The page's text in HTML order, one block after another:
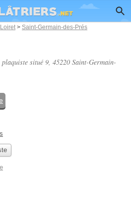
Loiret > Saint-Germain-des-Prés
situé 9, 45220 Saint-Germain-